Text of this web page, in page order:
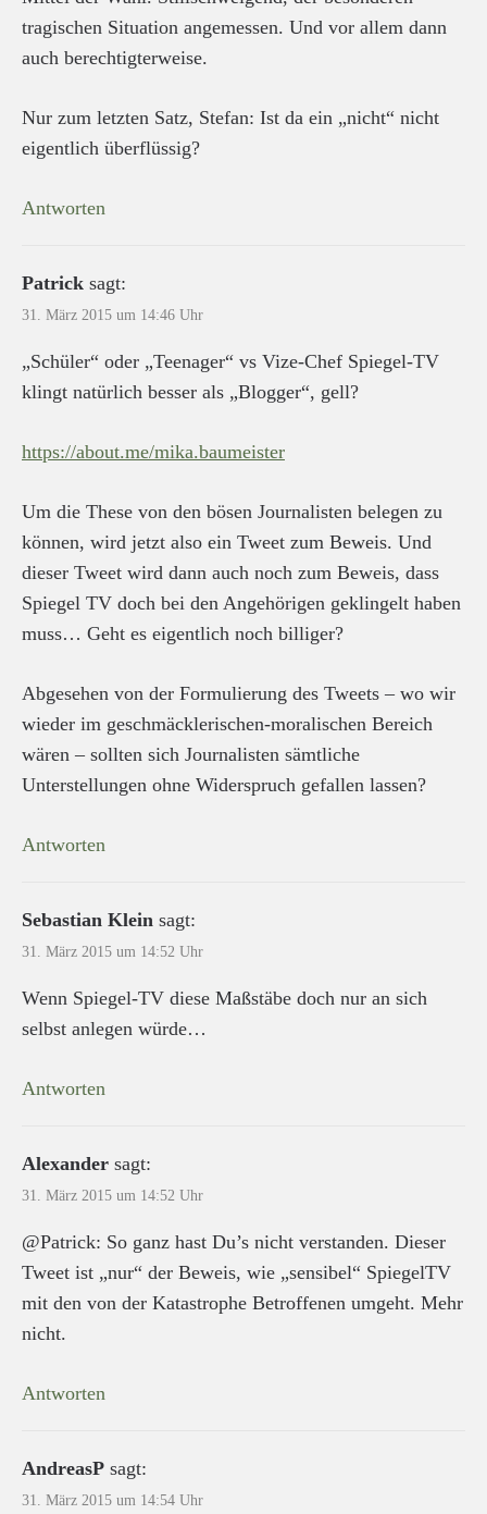
tragischen Situation angemessen. Und vor allem dann
auch berechtigterweise.
Nur zum letzten Satz, Stefan: Ist da ein „nicht“ nicht
eigentlich überflüssig?
Antworten
Patrick sagt:
31. März 2015 um 14:46 Uhr
„Schüler“ oder „Teenager“ vs Vize-Chef Spiegel-TV
klingt natürlich besser als „Blogger“, gell?
https://about.me/mika.baumeister
Um die These von den bösen Journalisten belegen zu
können, wird jetzt also ein Tweet zum Beweis. Und
dieser Tweet wird dann auch noch zum Beweis, dass
Spiegel TV doch bei den Angehörigen geklingelt haben
muss… Geht es eigentlich noch billiger?
Abgesehen von der Formulierung des Tweets – wo wir
wieder im geschmäcklerischen-moralischen Bereich
wären – sollten sich Journalisten sämtliche
Unterstellungen ohne Widerspruch gefallen lassen?
Antworten
Sebastian Klein sagt:
31. März 2015 um 14:52 Uhr
Wenn Spiegel-TV diese Maßstäbe doch nur an sich
selbst anlegen würde…
Antworten
Alexander sagt:
31. März 2015 um 14:52 Uhr
@Patrick: So ganz hast Du’s nicht verstanden. Dieser
Tweet ist „nur“ der Beweis, wie „sensibel“ SpiegelTV
mit den von der Katastrophe Betroffenen umgeht. Mehr
nicht.
Antworten
AndreasP sagt:
31. März 2015 um 14:54 Uhr